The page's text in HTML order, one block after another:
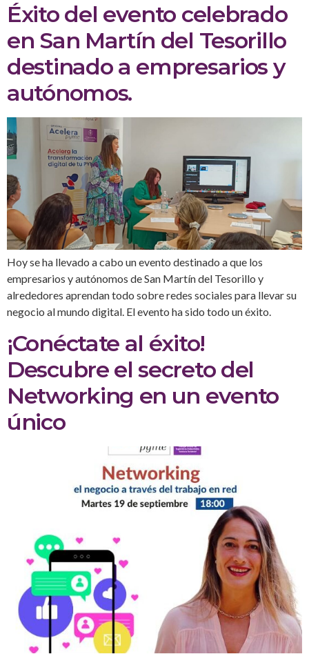
Éxito del evento celebrado
en San Martín del Tesorillo
destinado a empresarios y
autónomos.
Hoy se ha llevado a cabo un evento destinado a que los
empresarios y autónomos de San Martín del Tesorillo y
alrededores aprendan todo sobre redes sociales para llevar su
negocio al mundo digital. El evento ha sido todo un éxito.
¡Conéctate al éxito!
Descubre el secreto del
Networking en un evento
único